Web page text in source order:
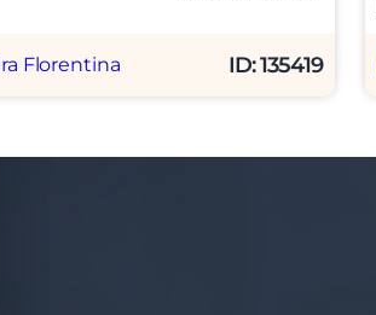
Florentina ID: 135419